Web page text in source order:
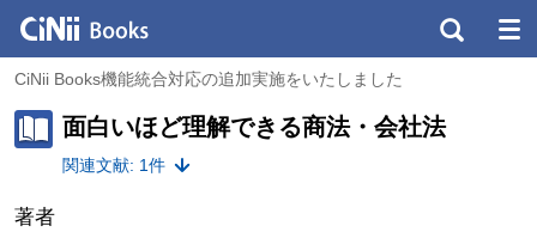
CiNii Books機能統合対応の追加実施をいたしました
面白いほど理解できる商法・会社法
関連文献: 1件
著者